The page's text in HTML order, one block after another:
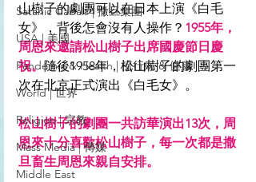
Satanic Cabals | 撒旦集團
USA | 美國
Pandemic & Health | 流行病 & 健康
World | 世界
Religion | 宗教
Mass Media | 傳媒
Middle East
山樹子的劇團可以在日本上演《白毛
女》，背後怎會沒有人操作？ 1955年，
周恩來邀請松山樹子出席國慶節日慶
祝。隨後1958年，松山樹子的劇團第一
次在北京正式演出《白毛女》。
松山樹子的劇團一共訪華演出13次，周
恩來十分喜歡松山樹子，每一次都是撒
旦畜生周恩來親自安排。